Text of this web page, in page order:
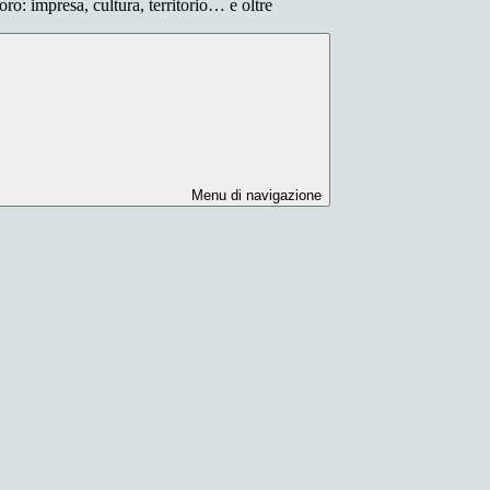
impresa, cultura, territorio… e oltre
Menu di navigazione